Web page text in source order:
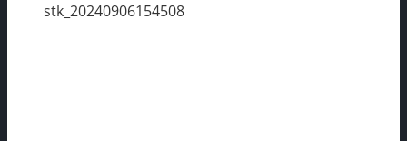
stk_20240906154508